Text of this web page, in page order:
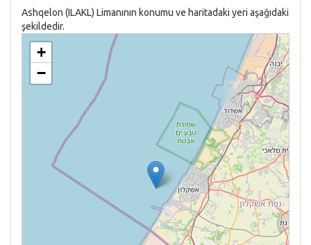
Ashqelon (ILAKL) Limanının konumu ve haritadaki yeri aşağıdaki
şekildedir.
+
−